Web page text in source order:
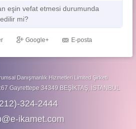
eşin vefat etmesi durumunda
mi?
Google+ E-posta
Danışmanlık Hizmetleri Limited Şirketi
Gayrettepe 34349 BEŞİKTAŞ, İSTANBUL
324-2444
ikamet.com